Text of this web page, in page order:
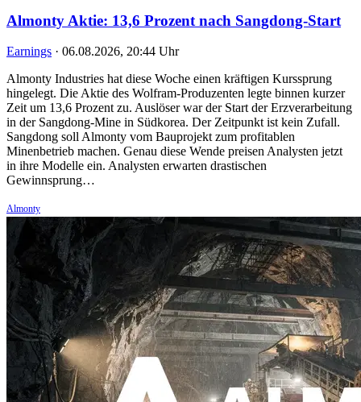
Almonty Aktie: 13,6 Prozent nach Sangdong-Start
Earnings · 06.08.2026, 20:44 Uhr
Almonty Industries hat diese Woche einen kräftigen Kurssprung
hingelegt. Die Aktie des Wolfram-Produzenten legte binnen kurzer
Zeit um 13,6 Prozent zu. Auslöser war der Start der Erzverarbeitung
in der Sangdong-Mine in Südkorea. Der Zeitpunkt ist kein Zufall.
Sangdong soll Almonty vom Bauprojekt zum profitablen
Minenbetrieb machen. Genau diese Wende preisen Analysten jetzt
in ihre Modelle ein. Analysten erwarten drastischen
Gewinnsprung…
Almonty